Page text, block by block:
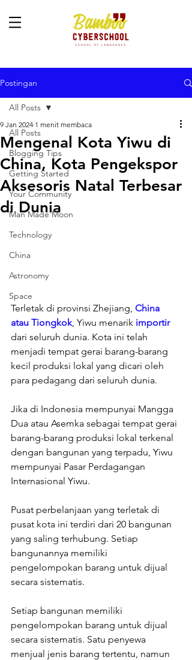
Postingan
All Posts
Blogging Tips
Getting Started
Your Community
Man Made Moon
Technology
China
Astronomy
Space
All Posts
Mengenal Kota Yiwu di
China, Kota Pengekspor
Aksesoris Natal Terbesar
di Dunia
9 Jan 2024 1 menit membaca
Terletak di provinsi Zhejiang, China
atau Tiongkok, Yiwu menarik importir
dari seluruh dunia. Kota ini telah
menjadi tempat gerai barang-barang
kecil produksi lokal yang dicari oleh
para pedagang dari seluruh dunia.
Jika di Indonesia mempunyai Mangga
Dua atau Asemka sebagai tempat gerai
barang-barang produksi lokal terkenal
dengan bangunan yang terpadu, Yiwu
mempunyai Pasar Perdagangan
Internasional Yiwu.
Pusat perbelanjaan yang terletak di
pusat kota ini terdiri dari 20 bangunan
yang saling terhubung. Setiap
bangunannya memiliki
pengelompokan barang untuk dijual
secara sistematis.
Setiap bangunan memiliki
pengelompokan barang untuk dijual
secara sistematis. Satu penyewa
menjual jenis barang tertentu, namun